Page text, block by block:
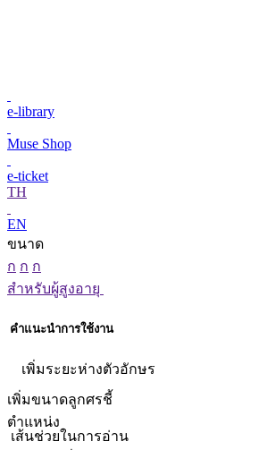
e-library
Muse Shop
e-ticket
TH
EN
ขนาด
ก ก ก
สำหรับผู้สูงอายุ
คำแนะนำการใช้งาน
เพิ่มระยะห่างตัวอักษร
เพิ่มขนาดลูกศรชี้
ตำแหน่ง
เส้นช่วยในการอ่าน